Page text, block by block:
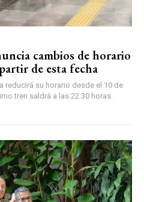
cambios de horario
de esta fecha
reducirá su horario desde el 10 de
tren saldrá a las 22:30 horas.